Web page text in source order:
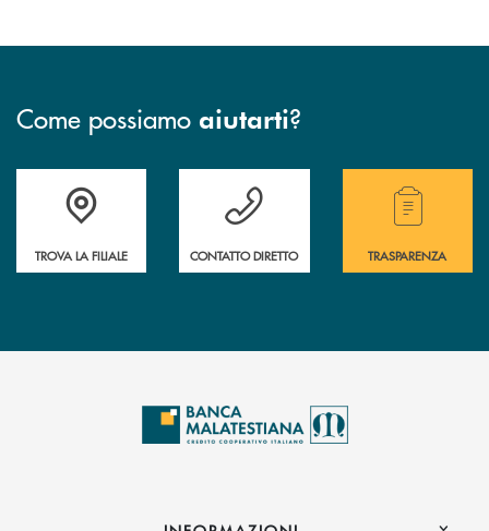
Come possiamo aiutarti?
Trova la filiale più vicina a te.
TROVA LA FILIALE
Hai bisogno di assistenza ?&nbsp;
CONTATTO DIRETTO
Hai bisogno di
TRASPARENZA